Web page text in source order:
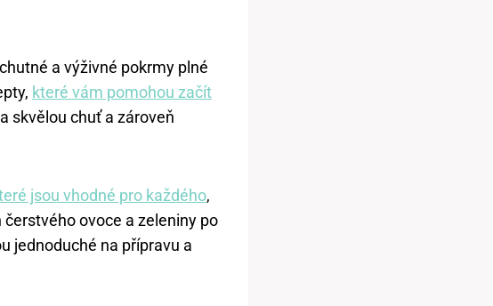
a výživné pokrmy plné
které vám pomohou začít
skvělou chuť a zároveň
jsou vhodné pro každého,
ovoce a zeleniny po
jednoduché na přípravu a